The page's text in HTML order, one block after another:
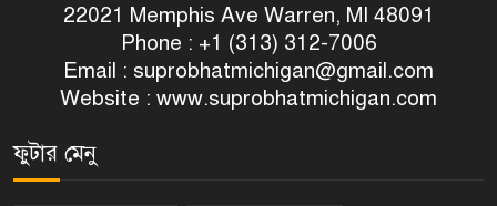
জুলাই গণঅভ্যুত্থানের স্মরণে
ভার্জিনিয়ায় কাল ‘৩৬ জুলাই’
স্মরণসভা
১৩
22021 Memphis Ave Warren, MI 48091
Phone : +1 (313) 312-7006
Email : suprobhatmichigan@gmail.com
Website : www.suprobhatmichigan.com
ফুটার মেনু